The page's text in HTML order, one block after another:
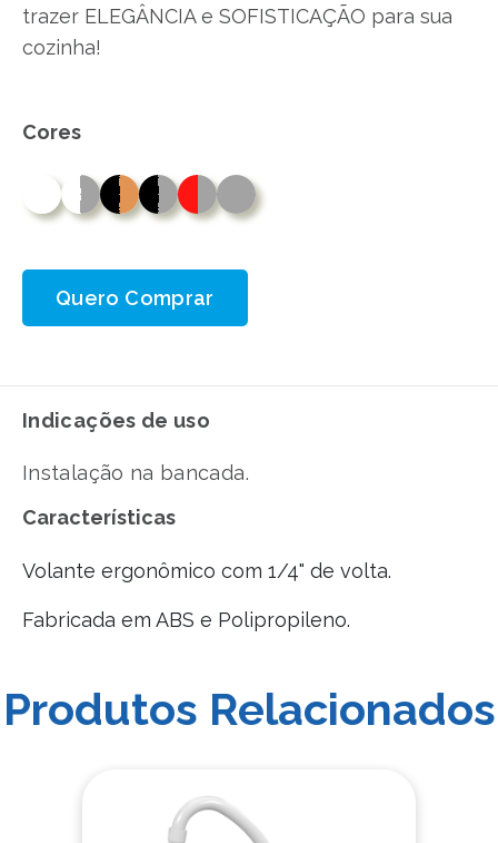
trazer ELEGÂNCIA e SOFISTICAÇÃO para sua
cozinha!
Cores
Quero Comprar
Indicações de uso
Instalação na bancada.
Características
Volante ergonômico com 1/4" de volta.
Fabricada em ABS e Polipropileno.
Produtos Relacionados